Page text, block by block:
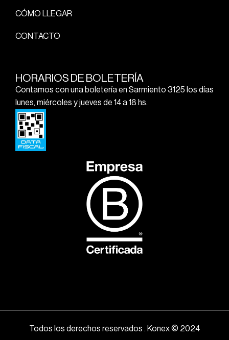
CÓMO LLEGAR
CONTACTO
HORARIOS DE BOLETERÍA
Contamos con una boletería en Sarmiento 3125 los días
lunes, miércoles y jueves de 14 a 18 hs.
Todos los derechos reservados . Konex © 2024